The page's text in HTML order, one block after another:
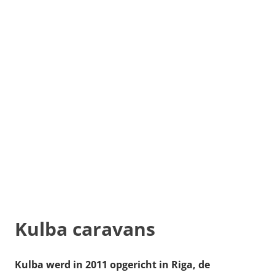
Kulba caravans
Kulba werd in 2011 opgericht in Riga, de